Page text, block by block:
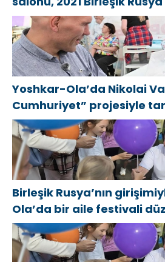
kapsamında Saratov’da
Yoshkar-Ola’da Nikolai
Cumhuriyet” projesiyle
Birleşik Rusya’nın
Ola’da bir aile festivali